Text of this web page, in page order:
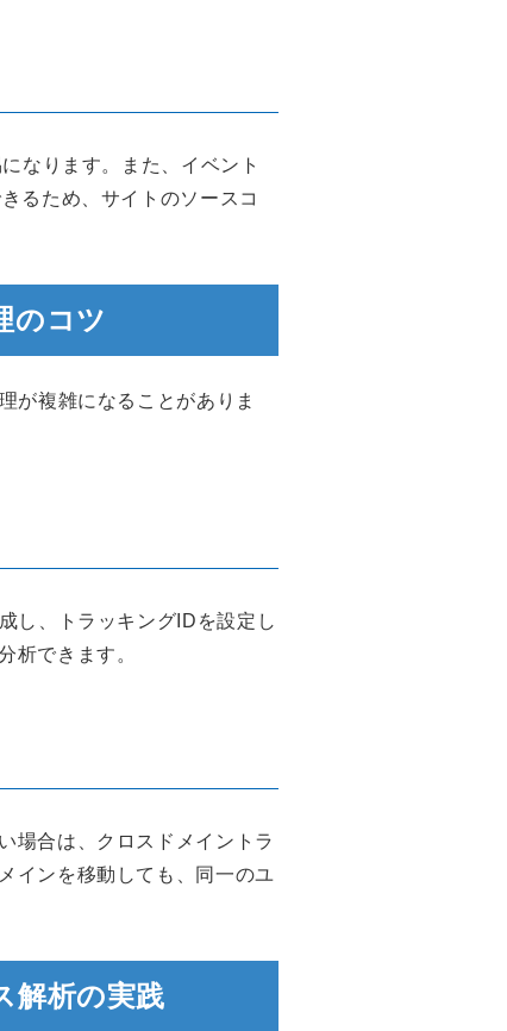
なります。また、イベント
るため、サイトのソースコ
のコツ
が複雑になることがありま
し、トラッキングIDを設定し
析できます。
場合は、クロスドメイントラ
インを移動しても、同一のユ
解析の実践